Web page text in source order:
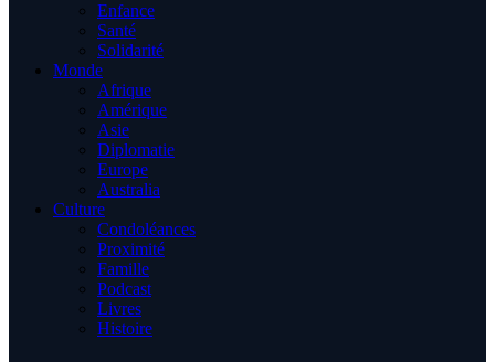
Enfance
Santé
Solidarité
Monde
Afrique
Amérique
Asie
Diplomatie
Europe
Australia
Culture
Condoléances
Proximité
Famille
Podcast
Livres
Histoire